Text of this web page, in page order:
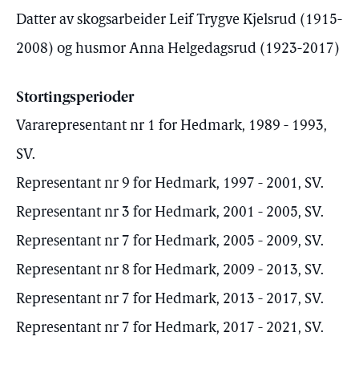
Datter av skogsarbeider Leif Trygve Kjelsrud (1915-
2008) og husmor Anna Helgedagsrud (1923-2017)
Stortingsperioder
Vararepresentant nr 1 for Hedmark, 1989 - 1993,
SV.
Representant nr 9 for Hedmark, 1997 - 2001, SV.
Representant nr 3 for Hedmark, 2001 - 2005, SV.
Representant nr 7 for Hedmark, 2005 - 2009, SV.
Representant nr 8 for Hedmark, 2009 - 2013, SV.
Representant nr 7 for Hedmark, 2013 - 2017, SV.
Representant nr 7 for Hedmark, 2017 - 2021, SV.